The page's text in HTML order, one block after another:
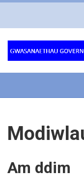
Governors
Am ddim